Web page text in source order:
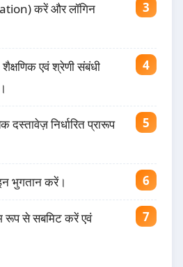
करें और लॉगिन
एवं श्रेणी संबंधी
दस्तावेज़ निर्धारित प्रारूप
भुगतान करें।
रूप से सबमिट करें एवं